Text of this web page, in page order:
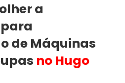
a
de Máquinas
no Hugo